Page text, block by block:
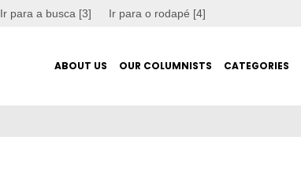
Ir para a busca [3] Ir para o rodapé [4]
ABOUT US OUR COLUMNISTS CATEGORIES